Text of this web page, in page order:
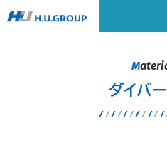
M
ダイバ